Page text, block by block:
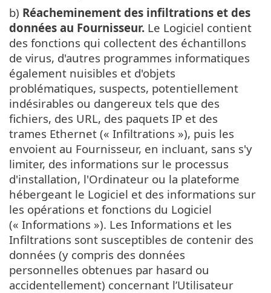
b) Réacheminement des infiltrations et des
données au Fournisseur. Le Logiciel contient
des fonctions qui collectent des échantillons
de virus, d'autres programmes informatiques
également nuisibles et d'objets
problématiques, suspects, potentiellement
indésirables ou dangereux tels que des
fichiers, des URL, des paquets IP et des
trames Ethernet (« Infiltrations »), puis les
envoient au Fournisseur, en incluant, sans s'y
limiter, des informations sur le processus
d'installation, l'Ordinateur ou la plateforme
hébergeant le Logiciel et des informations sur
les opérations et fonctions du Logiciel
(« Informations »). Les Informations et les
Infiltrations sont susceptibles de contenir des
données (y compris des données
personnelles obtenues par hasard ou
accidentellement) concernant l’Utilisateur